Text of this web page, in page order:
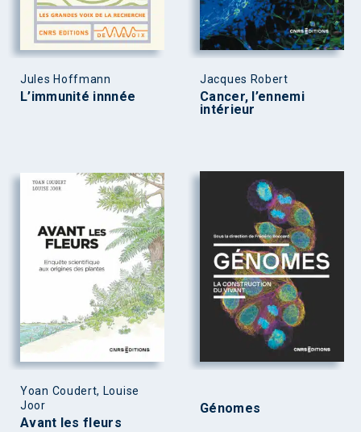
Jules Hoffmann
L’immunité innnée
Jacques Robert
Cancer, l’ennemi
intérieur
Yoan Coudert, Louise
Joor
Avant les fleurs
Génomes